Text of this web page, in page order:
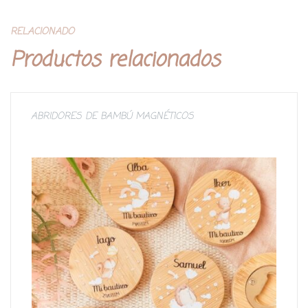
RELACIONADO
Productos relacionados
ABRIDORES DE BAMBÚ MAGNÉTICOS